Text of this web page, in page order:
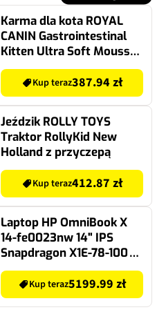
Karma dla kota ROYAL
CANIN Gastrointestinal
Kitten Ultra Soft Mousse
36 x 195 g
Kup teraz387.94 zł
Jeździk ROLLY TOYS
Traktor RollyKid New
Holland z przyczepą
Kup teraz412.87 zł
Laptop HP OmniBook X
14-fe0023nw 14" IPS
Snapdragon X1E-78-100
16GB RAM 1TB SSD
Windows 11 Home,
Funkcje AI
Kup teraz5199.99 zł